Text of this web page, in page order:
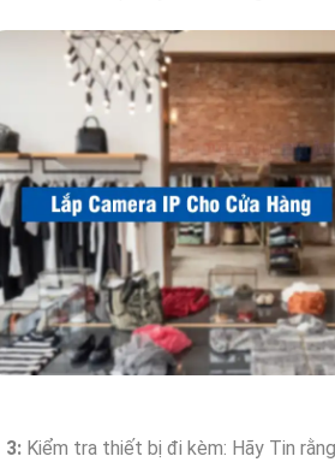
3: Kiểm tra thiết bị đi kèm: Hãy Tin